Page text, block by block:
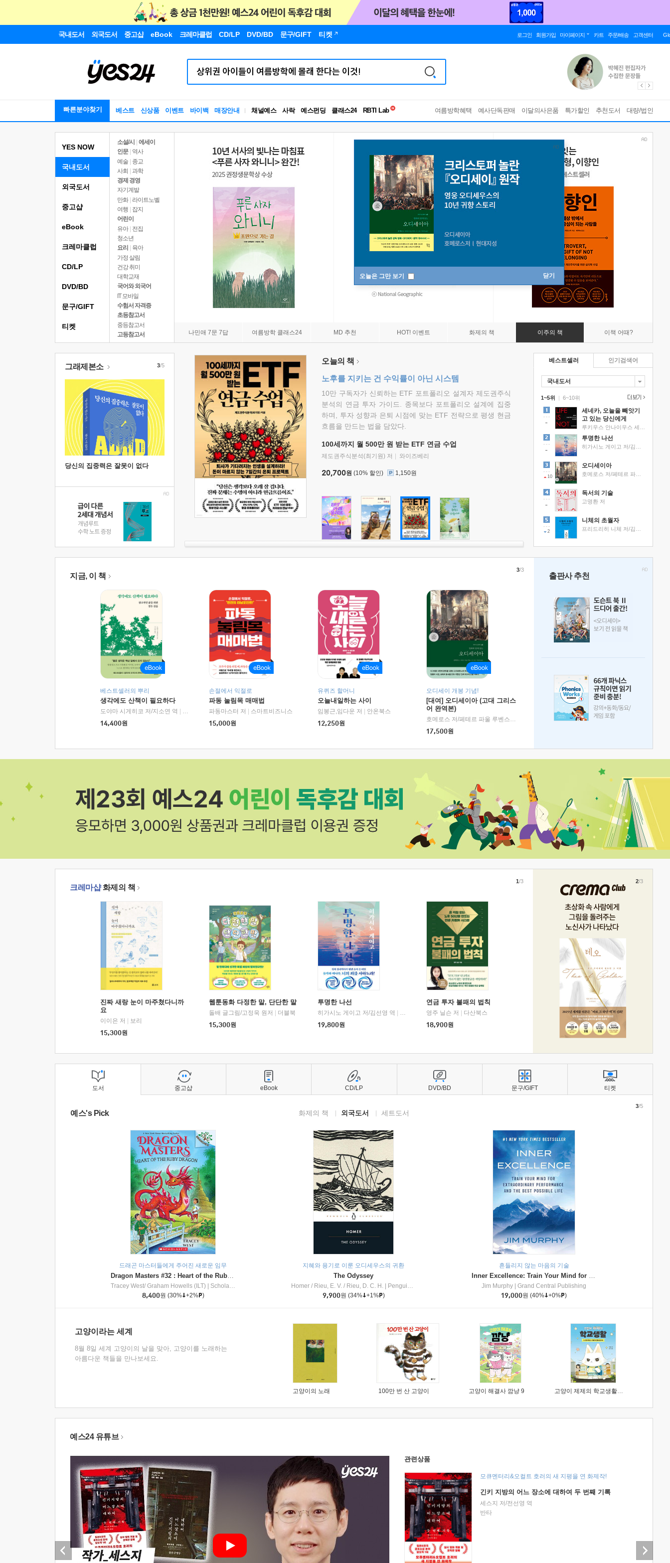
국내도서 외국도서 중고샵 eBook 크레마클럽 CD/LP DVD/BD 문구/GIFT 티켓 로그인 회원가입 마이페이지 카트 주문/배송 고객센터
빠른분야찾기 베스트 신상품 이벤트 바이백 매장안내 채널예스 사락 예스펀딩 클래스24
독서유형검사
여름방학혜택 예사단독판매 이달의사은품 특가할인 추천도서 대량/법인
오늘은 그만 보기 닫기
YES NOW
국내도서
소설/시
에세이
인문
역사
예술 | 종교
사회 | 과학
경제 경영
자기계발
만화 | 라이트노벨
여행
잡지
어린이
유아 | 전집
청소년
요리
육아
가정 살림
건강 취미
대학교재
국어와 외국어
IT 모바일
수험서 자격증
초등참고서
중등참고서
고등참고서
나민애 7문 7답 여름방학 클래스24 MD 추천 HOT! 이벤트 화제의 책 이주의 책 이책 어때?
외국도서
중고샵
eBook
크레마클럽
CD/LP
DVD/BD
문구/GIFT
티켓
그래제본소
당신의 집중력은 잘못이 없다
3/5 오늘의 책
노후를 지키는 건 수익률이 아닌 시스템
10만 구독자가 신뢰하는 ETF 포트폴리오 설계자 제도권주식
분석의 연금 투자 가이드. 종목보다 포트폴리오 설계에 집중
하며, 투자 성향과 은퇴 시점에 맞는 ETF 전략으로 평생 현금
흐름을 만드는 법을 담았다.
100세까지 월 500만 원 받는 ETF 연금 수업
제도권주식분석(최기원) 저 와이즈베리
20,700원 (10% 할인) 1,150원
베스트셀러
국내도서
1~5위 |
세네카, 오늘을 빼앗기
고 있는 당신에게
투명한 나선
10
오디세이아
독서의 기술
고명환 저
2
니체의 초월자
6~10위
인기검색어
지금, 이 책
베스트셀러의 뿌리
생각에도 산책이 필요하다
도야마 시게히코 저/지소연 역
알에이치코리아(RHK)
14,400원
손절에서 익절로
파동 눌림목 매매법
파동마스터 저
스마트비즈니스
15,000원
유퀴즈 할머니
오늘내일하는 사이
임봉근,임다운 저
안온북스
12,250원
오디세이 개봉 기념!
[대여] 오디세이아 (고대 그리스
어 완역본)
호메로스 저/페테르 파울 루벤스 그림/박문재 역
현대지성
17,500원
3/3
출판사 추천
크레마샵화제의 책
진짜 새랑 눈이 마주쳤다니까
요
이이은 저
보리
15,300원
웹툰동화 다정한 말, 단단한 말
돌배 글그림/고정욱 원저
더블북
15,300원
투명한 나선
히가시노 게이고 저/김선영 역
북다
19,800원
연금 투자 불패의 법칙
영주 닐슨 저
다산북스
18,900원
1/3 2/3
도서
예스's Pick 화제의 책 외국도서 세트도서
드래곤 마스터들에게 주어진 새로운 임무
Dragon Masters #32 : Heart of the Ruby Dragon (A Branches Book)
Tracey West/ Graham Howells (ILT)
Scholastic Inc
8,400원 (30% +2% )
지혜와 용기로 이룬 오디세우스의 귀환
The Odyssey
Homer / Rieu, E. V. / Rieu, D. C. H.
Penguin Group
9,900원 (34% +1% )
흔들리지 않는 마음의 기술
Inner Excellence: Train Your Mind for Extraordinary Performance and the Best Possible Life
Jim Murphy
Grand Central Publishing
19,000원 (40% +0% )
3/5
고양이라는 세계
8월 8일 세계 고양이의 날을 맞아, 고양이를 노래하는
아름다운 책들을 만나보세요.
고양이의 노래 100만 번 산 고양이 고양이 해결사 깜냥 9 고양이 제제의 학교생활 1 : 초등학생이 이렇게 힘들 줄이야
중고샵 eBook CD/LP DVD/BD 문구/GIFT 티켓
예스24 유튜브
관련상품
모큐멘터리&오컬트 호러의 새 지평을 연 화제작!
긴키 지방의 어느 장소에 대하여 두 번째 기록
세스지 저/전선영 역
반타